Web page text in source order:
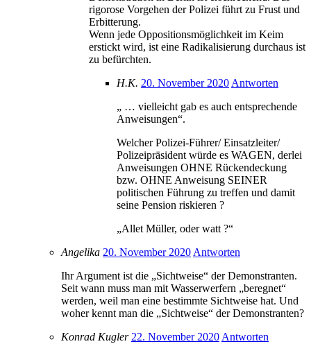
rigorose Vorgehen der Polizei führt zu Frust und
Erbitterung.
Wenn jede Oppositionsmöglichkeit im Keim
erstickt wird, ist eine Radikalisierung durchaus ist
zu befürchten.
H.K. 20. November 2020 Antworten
„ … vielleicht gab es auch entsprechende
Anweisungen“.
Welcher Polizei-Führer/ Einsatzleiter/
Polizeipräsident würde es WAGEN, derlei
Anweisungen OHNE Rückendeckung
bzw. OHNE Anweisung SEINER
politischen Führung zu treffen und damit
seine Pension riskieren ?
„Allet Müller, oder watt ?“
Angelika 20. November 2020 Antworten
Ihr Argument ist die „Sichtweise“ der Demonstranten.
Seit wann muss man mit Wasserwerfern „beregnet“
werden, weil man eine bestimmte Sichtweise hat. Und
woher kennt man die „Sichtweise“ der Demonstranten?
Konrad Kugler 22. November 2020 Antworten